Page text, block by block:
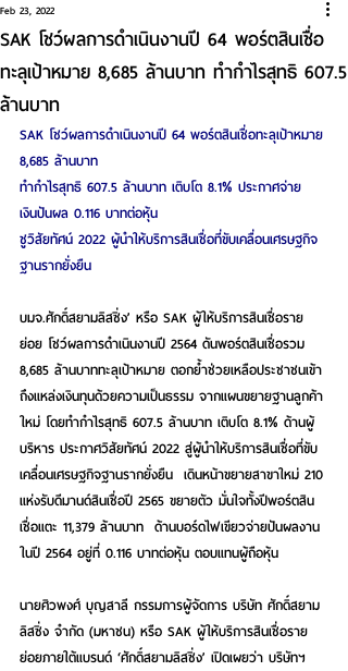
SAK โชว์ผลการดำเนินงานปี 64 พอร์ตสินเชื่อ
ทะลุเป้าหมาย 8,685 ล้านบาท ทำกำไรสุทธิ 607.5
ล้านบาท
Feb 23, 2022
SAK โชว์ผลการดำเนินงานปี 64 พอร์ตสินเชื่อทะลุเป้าหมาย
8,685 ล้านบาท
ทำกำไรสุทธิ 607.5 ล้านบาท เติบโต 8.1% ประกาศจ่าย
เงินปันผล 0.116 บาทต่อหุ้น
ชูวิสัยทัศน์ 2022 ผู้นำให้บริการสินเชื่อที่ขับเคลื่อนเศรษฐกิจ
ฐานรากยั่งยืน
บมจ.ศักดิ์สยามลิสซิ่ง’ หรือ SAK ผู้ให้บริการสินเชื่อราย
ย่อย โชว์ผลการดำเนินงานปี 2564 ดันพอร์ตสินเชื่อรวม
8,685 ล้านบาททะลุเป้าหมาย ตอกย้ำช่วยเหลือประชาชนเข้า
ถึงแหล่งเงินทุนด้วยความเป็นธรรม จากแผนขยายฐานลูกค้า
ใหม่ โดยทำกำไรสุทธิ 607.5 ล้านบาท เติบโต 8.1% ด้านผู้
บริหาร ประกาศวิสัยทัศน์ 2022 สู่ผู้นำให้บริการสินเชื่อที่ขับ
เคลื่อนเศรษฐกิจฐานรากยั่งยืน  เดินหน้าขยายสาขาใหม่ 210
แห่งรับดีมานด์สินเชื่อปี 2565 ขยายตัว มั่นใจทั้งปีพอร์ตสิน
เชื่อแตะ 11,379 ล้านบาท ด้านบอร์ดไฟเขียวจ่ายปันผลงาน
ในปี 2564 อยู่ที่ 0.116 บาทต่อหุ้น ตอบแทนผู้ถือหุ้น
นายศิวพงศ์ บุญสาลี กรรมการผู้จัดการ บริษัท ศักดิ์สยาม
ลิสซิ่ง จำกัด (มหาชน) หรือ SAK ผู้ให้บริการสินเชื่อราย
ย่อยภายใต้แบรนด์ ‘ศักดิ์สยามลิสซิ่ง’ เปิดเผยว่า บริษัทฯ